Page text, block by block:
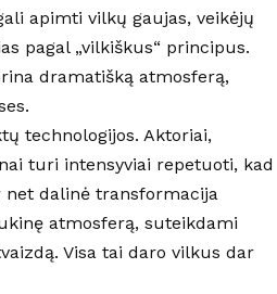
apimti vilkų gaujas, veikėjų
pagal „vilkiškus“ principus.
dramatišką atmosferą,
technologijos. Aktoriai,
turi intensyviai repetuoti, kad
net dalinė transformacija
atmosferą, suteikdami
Visa tai daro vilkus dar